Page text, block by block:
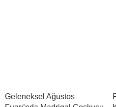
Geleneksel Ağustos